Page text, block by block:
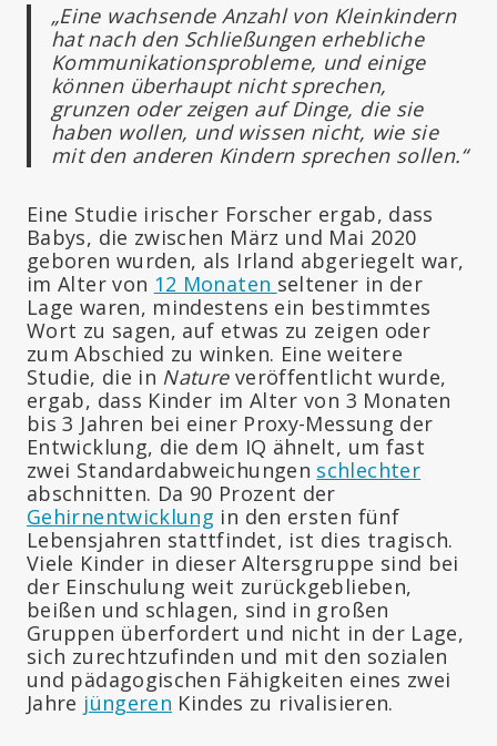
„Eine wachsende Anzahl von Kleinkindern
hat nach den Schließungen erhebliche
Kommunikationsprobleme, und einige
können überhaupt nicht sprechen,
grunzen oder zeigen auf Dinge, die sie
haben wollen, und wissen nicht, wie sie
mit den anderen Kindern sprechen sollen.“
Eine Studie irischer Forscher ergab, dass
Babys, die zwischen März und Mai 2020
geboren wurden, als Irland abgeriegelt war,
im Alter von 12 Monaten seltener in der
Lage waren, mindestens ein bestimmtes
Wort zu sagen, auf etwas zu zeigen oder
zum Abschied zu winken. Eine weitere
Studie, die in Natureveröffentlicht wurde,
ergab, dass Kinder im Alter von 3 Monaten
bis 3 Jahren bei einer Proxy-Messung der
Entwicklung, die dem IQ ähnelt, um fast
zwei Standardabweichungen schlechter
abschnitten. Da 90 Prozent der
Gehirnentwicklung in den ersten fünf
Lebensjahren stattfindet, ist dies tragisch.
Viele Kinder in dieser Altersgruppe sind bei
der Einschulung weit zurückgeblieben,
beißen und schlagen, sind in großen
Gruppen überfordert und nicht in der Lage,
sich zurechtzufinden und mit den sozialen
und pädagogischen Fähigkeiten eines zwei
Jahre jüngeren Kindes zu rivalisieren.